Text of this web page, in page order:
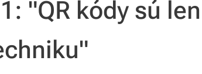
"QR kódy sú